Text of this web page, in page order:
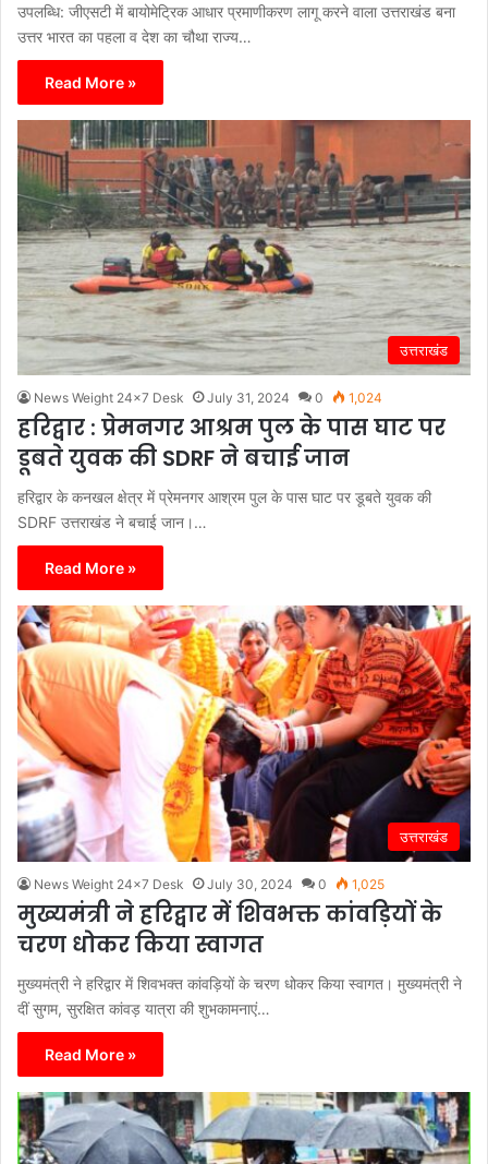
उपलब्धि: जीएसटी में बायोमेट्रिक आधार प्रमाणीकरण लागू करने वाला उत्तराखंड बना
उत्तर भारत का पहला व देश का चौथा राज्य…
Read More »
उत्तराखंड
News Weight 24x7 Desk July 31, 2024 0 1,024
हरिद्वार : प्रेमनगर आश्रम पुल के पास घाट पर
डूबते युवक की SDRF ने बचाई जान
हरिद्वार के कनखल क्षेत्र में प्रेमनगर आश्रम पुल के पास घाट पर डूबते युवक की
SDRF उत्तराखंड ने बचाई जान।…
Read More »
उत्तराखंड
News Weight 24x7 Desk July 30, 2024 0 1,025
मुख्यमंत्री ने हरिद्वार में शिवभक्त कांवड़ियों के
चरण धोकर किया स्वागत
मुख्यमंत्री ने हरिद्वार में शिवभक्त कांवड़ियों के चरण धोकर किया स्वागत। मुख्यमंत्री ने
दीं सुगम, सुरक्षित कांवड़ यात्रा की शुभकामनाएं…
Read More »